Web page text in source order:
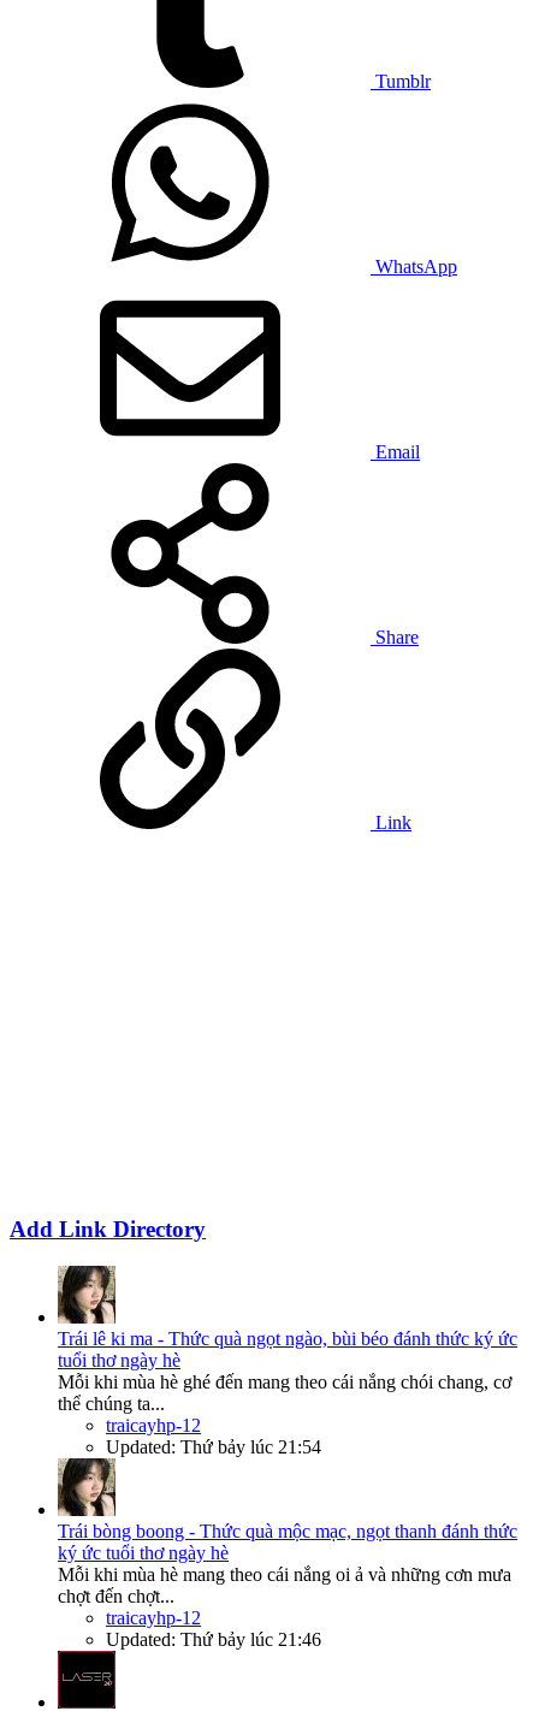
Tumblr
WhatsApp
Email
Share
Link
Add Link Directory
Trái lê ki ma - Thức quà ngọt ngào, bùi béo đánh thức ký ức
tuổi thơ ngày hè
Mỗi khi mùa hè ghé đến mang theo cái nắng chói chang, cơ
thể chúng ta...
traicayhp-12
Updated: Thứ bảy lúc 21:54
Trái bòng boong - Thức quà mộc mạc, ngọt thanh đánh thức
ký ức tuổi thơ ngày hè
Mỗi khi mùa hè mang theo cái nắng oi ả và những cơn mưa
chợt đến chợt...
traicayhp-12
Updated: Thứ bảy lúc 21:46